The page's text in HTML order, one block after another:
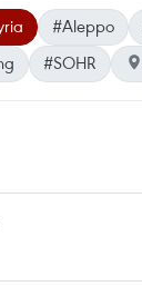
#Aleppo
#SOHR